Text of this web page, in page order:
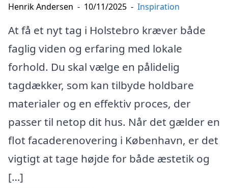
Henrik Andersen - 10/11/2025 - Inspiration
At få et nyt tag i Holstebro kræver både
faglig viden og erfaring med lokale
forhold. Du skal vælge en pålidelig
tagdækker, som kan tilbyde holdbare
materialer og en effektiv proces, der
passer til netop dit hus. Når det gælder en
flot facaderenovering i København, er det
vigtigt at tage højde for både æstetik og
[…]